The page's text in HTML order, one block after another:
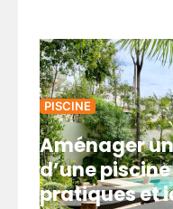
PISCINE
Aménager
d’une
pratiques et